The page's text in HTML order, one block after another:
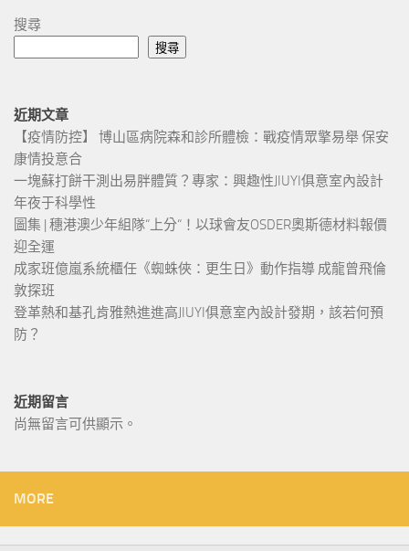
搜尋
搜尋
近期文章
【疫情防控】 博山區病院森和診所體檢：戰疫情眾擎易舉 保安
康情投意合
一塊蘇打餅干測出易胖體質？專家：興趣性JIUYI俱意室內設計
年夜于科學性
圖集 | 穗港澳少年組隊“上分“！以球會友OSDER奧斯德材料報價
迎全運
成家班億嵐系統櫃任《蜘蛛俠：更生日》動作指導 成龍曾飛倫
敦探班
登革熱和基孔肯雅熱進進高JIUYI俱意室內設計發期，該若何預
防？
近期留言
尚無留言可供顯示。
MORE